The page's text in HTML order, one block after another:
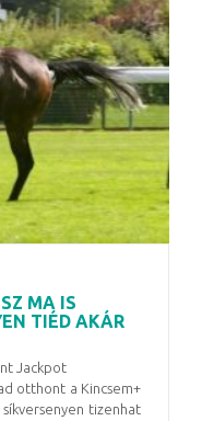
MA IS
TIÉD AKÁR
Jackpot
otthont a Kincsem+
tizenhat